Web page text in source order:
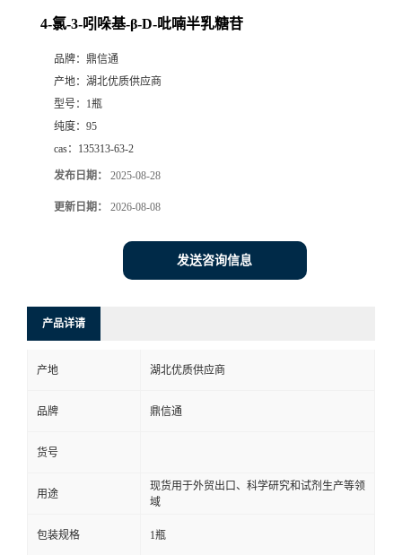
4-氯-3-吲哚基-β-D-吡喃半乳糖苷
品牌： 鼎信通
产地： 湖北优质供应商
型号： 1瓶
纯度： 95
cas： 135313-63-2
发布日期： 2025-08-28
更新日期： 2026-08-08
发送咨询信息
产品详请
产地 湖北优质供应商
品牌 鼎信通
货号
用途
现货用于外贸出口、科学研究和试剂生产等领
域
包装规格 1瓶